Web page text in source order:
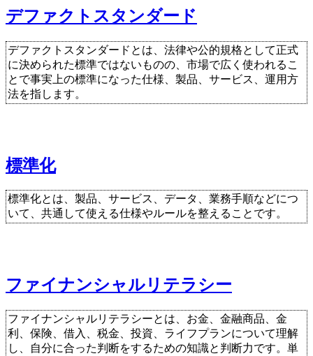
デファクトスタンダード
デファクトスタンダードとは、法律や公的規格として正式
に決められた標準ではないものの、市場で広く使われるこ
とで事実上の標準になった仕様、製品、サービス、運用方
法を指します。
標準化
標準化とは、製品、サービス、データ、業務手順などにつ
いて、共通して使える仕様やルールを整えることです。
ファイナンシャルリテラシー
ファイナンシャルリテラシーとは、お金、金融商品、金
利、保険、借入、税金、投資、ライフプランについて理解
し、自分に合った判断をするための知識と判断力です。単